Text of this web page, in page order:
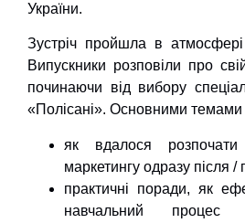
України.
Зустріч пройшла в атмосфері
Випускники розповіли про
починаючи від вибору
«Полісані». Основними темами
як вдалося
маркетингу одразу після /
практичні поради, як
навчальний процес